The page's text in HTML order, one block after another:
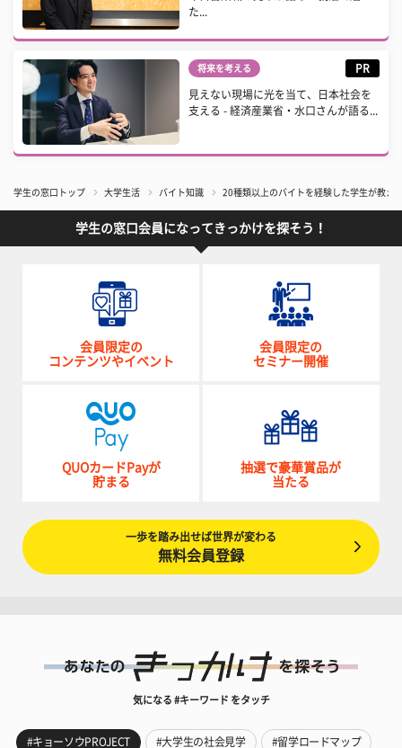
た...
将来を考える PR
見えない現場に光を当て、日本社会を
支える - 経済産業省・水口さんが語る...
学生の窓口トップ 大学生活 バイト知識 20種類以上のバイトを経験した学生が教え
学生の窓口会員になってきっかけを探そう！
会員限定の
コンテンツやイベント
会員限定の
セミナー開催
QUOカードPayが
貯まる
抽選で豪華賞品が
当たる
一歩を踏み出せば世界が変わる
無料会員登録
気になる #キーワード をタッチ
#キョーソウPROJECT #大学生の社会見学 #留学ロードマップ